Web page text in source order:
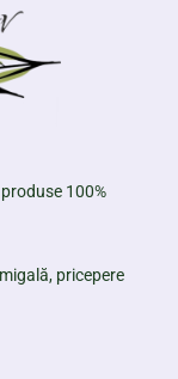
100%
pricepere